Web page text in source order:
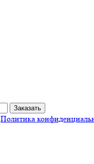
Политика